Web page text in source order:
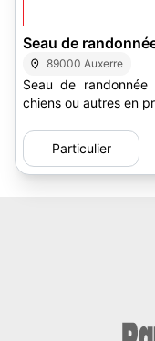
Seau de
89000 Auxerre
Seau de
chiens ou autres en
Particulier